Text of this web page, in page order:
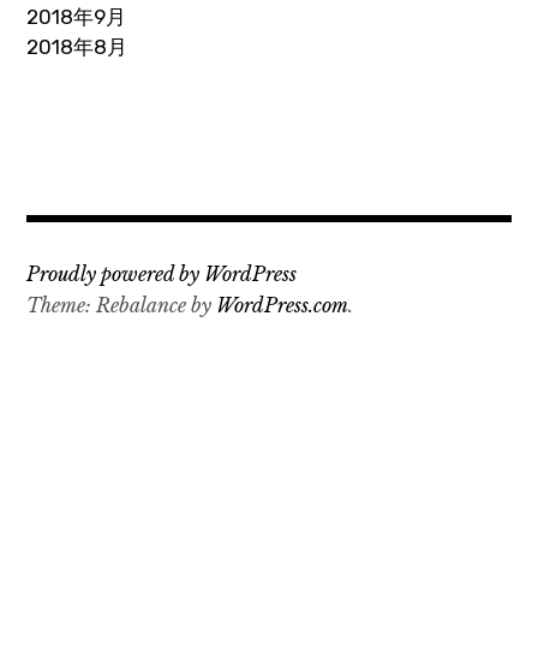
2018年9月
2018年8月
Proudly powered by WordPress
Theme: Rebalance by WordPress.com.